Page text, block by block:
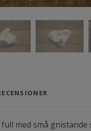
med små